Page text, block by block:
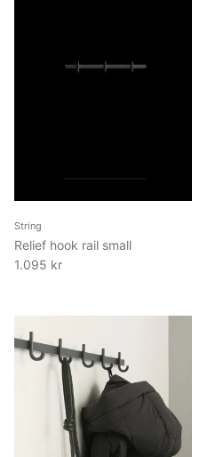
String
Relief hook rail small
1.095 kr